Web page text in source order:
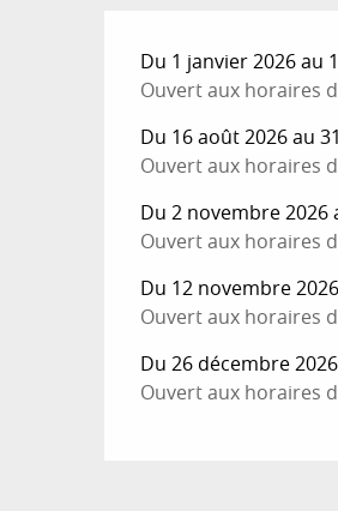
Du 1 janvier 2026 au
Ouvert aux horaires
Du 16 août 2026 au
Ouvert aux horaires
Du 2 novembre 2026
Ouvert aux horaires
Du 12 novembre
Ouvert aux horaires
Du 26 décembre
Ouvert aux horaires